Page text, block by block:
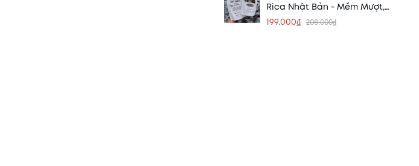
Rica Nhật Bản - Mềm Mượt,
Thơm Nhẹ, Chăm Sóc Tóc Chuẩn
199.000₫ 208.000₫